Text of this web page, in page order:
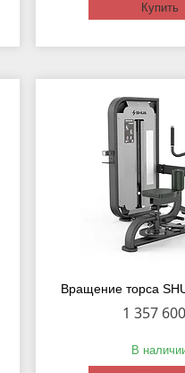
Купить
Вращение торса
1 357
В